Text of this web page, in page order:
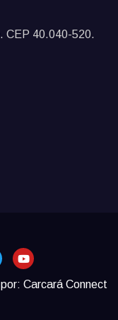
CEP 40.040-520.
Carcará Connect